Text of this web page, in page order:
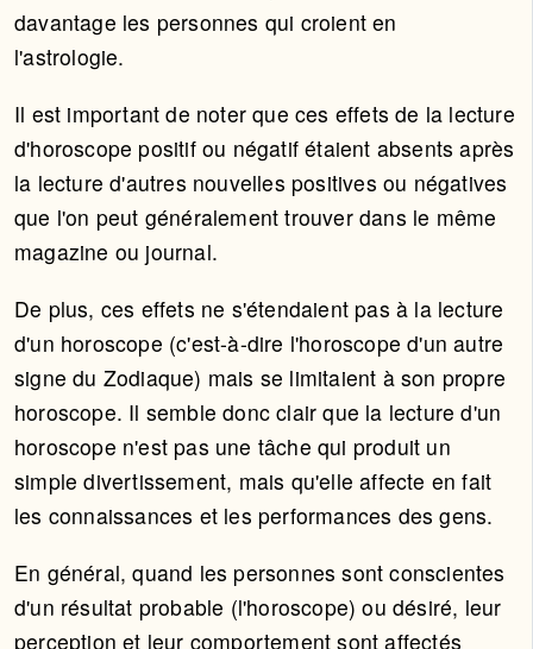
davantage les personnes qui croient en
l'astrologie.
Il est important de noter que ces effets de la lecture
d'horoscope positif ou négatif étaient absents après
la lecture d'autres nouvelles positives ou négatives
que l'on peut généralement trouver dans le même
magazine ou journal.
De plus, ces effets ne s'étendaient pas à la lecture
d'un horoscope (c'est-à-dire l'horoscope d'un autre
signe du Zodiaque) mais se limitaient à son propre
horoscope. Il semble donc clair que la lecture d'un
horoscope n'est pas une tâche qui produit un
simple divertissement, mais qu'elle affecte en fait
les connaissances et les performances des gens.
En général, quand les personnes sont conscientes
d'un résultat probable (l'horoscope) ou désiré, leur
perception et leur comportement sont affectés